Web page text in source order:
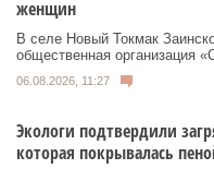
женщин
В селе Новый Токмак
общественная организация
06.08.2026, 11:27
Экологи подтвердили
которая покрывалась